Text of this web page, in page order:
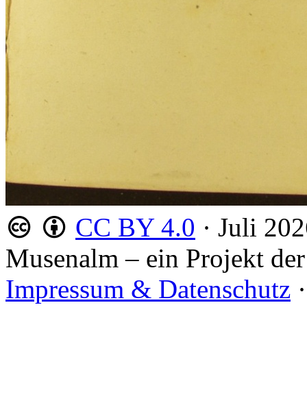
CC BY 4.0 · Juli
Musenalm – ein Projekt der
Impressum & Datenschutz ·